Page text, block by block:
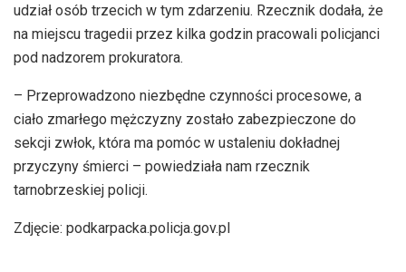
udział osób trzecich w tym zdarzeniu. Rzecznik dodała, że
na miejscu tragedii przez kilka godzin pracowali policjanci
pod nadzorem prokuratora.
– Przeprowadzono niezbędne czynności procesowe, a
ciało zmarłego mężczyzny zostało zabezpieczone do
sekcji zwłok, która ma pomóc w ustaleniu dokładnej
przyczyny śmierci – powiedziała nam rzecznik
tarnobrzeskiej policji.
Zdjęcie: podkarpacka.policja.gov.pl